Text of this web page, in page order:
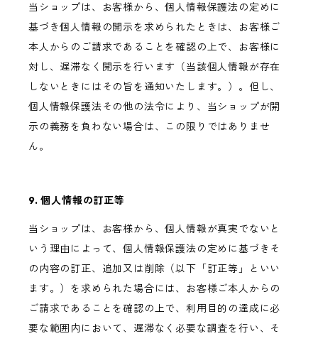
当ショップは、お客様から、個人情報保護法の定めに
基づき個人情報の開示を求められたときは、お客様ご
本人からのご請求であることを確認の上で、お客様に
対し、遅滞なく開示を行います（当該個人情報が存在
しないときにはその旨を通知いたします。）。但し、
個人情報保護法その他の法令により、当ショップが開
示の義務を負わない場合は、この限りではありませ
ん。
9. 個人情報の訂正等
当ショップは、お客様から、個人情報が真実でないと
いう理由によって、個人情報保護法の定めに基づきそ
の内容の訂正、追加又は削除（以下「訂正等」といい
ます。）を求められた場合には、お客様ご本人からの
ご請求であることを確認の上で、利用目的の達成に必
要な範囲内において、遅滞なく必要な調査を行い、そ